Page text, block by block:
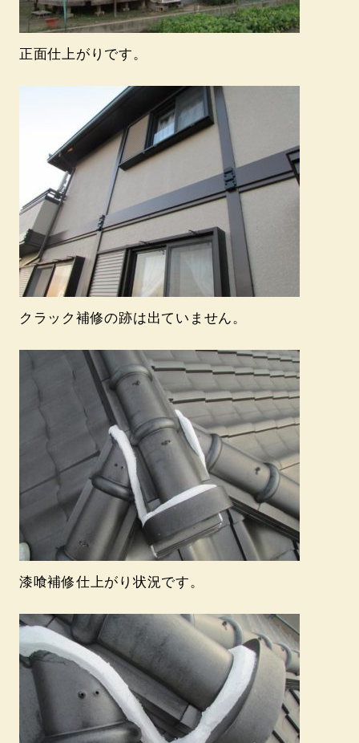
正面仕上がりです。
クラック補修の跡は出ていません。
漆喰補修仕上がり状況です。